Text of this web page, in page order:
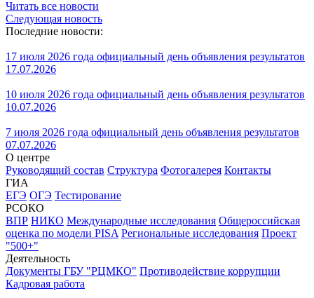
Читать все новости
Следующая новость
Последние новости:
17 июля 2026 года официальный день объявления результатов
17.07.2026
10 июля 2026 года официальный день объявления результатов
10.07.2026
7 июля 2026 года официальный день объявления результатов
07.07.2026
О центре
Руководящий состав Структура Фотогалерея Контакты
ГИА
ЕГЭ ОГЭ Тестирование
РСОКО
ВПР НИКО Международные исследования Общероссийская
оценка по модели PISA Региональные исследования Проект
"500+"
Деятельность
Документы ГБУ "РЦМКО" Противодействие коррупции
Кадровая работа